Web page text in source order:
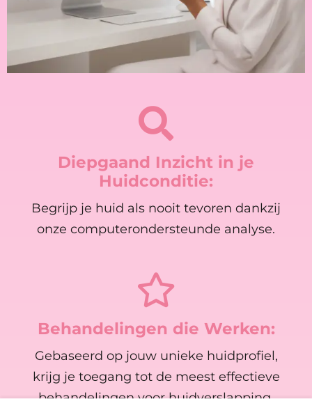
Diepgaand Inzicht in je
Huidconditie:
Begrijp je huid als nooit tevoren dankzij
onze computerondersteunde analyse.
Behandelingen die Werken:
Gebaseerd op jouw unieke huidprofiel,
krijg je toegang tot de meest effectieve